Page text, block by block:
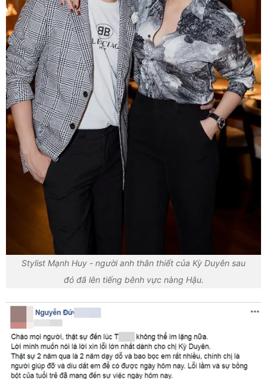
Stylist Mạnh Huy - người anh thân thiết của Kỳ Duyên sau
đó đã lên tiếng bênh vực nàng Hậu.